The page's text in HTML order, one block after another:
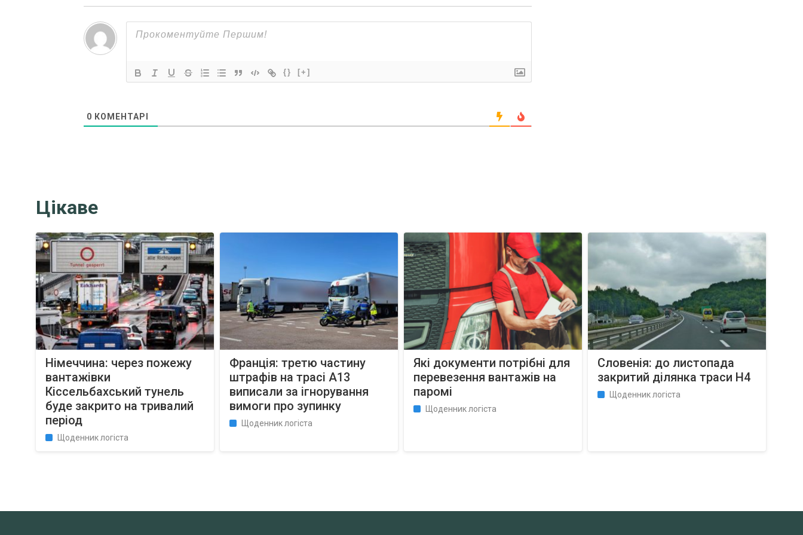
{} [+]
0 КОМЕНТАРІ
Цікаве
Німеччина: через пожежу
вантажівки
Кіссельбахський тунель
буде закрито на тривалий
період
Щоденник логіста
Франція: третю частину
штрафів на трасі A13
виписали за ігнорування
вимоги про зупинку
Щоденник логіста
Які документи потрібні для
перевезення вантажів на
паромі
Щоденник логіста
Словенія: до листопада
закритий ділянка траси Н4
Щоденник логіста